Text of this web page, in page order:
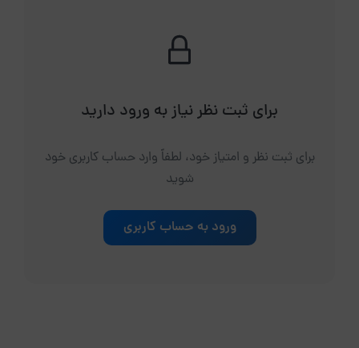
برای ثبت نظر نیاز به ورود دارید
برای ثبت نظر و امتیاز خود، لطفاً وارد حساب کاربری خود
شوید
ورود به حساب کاربری